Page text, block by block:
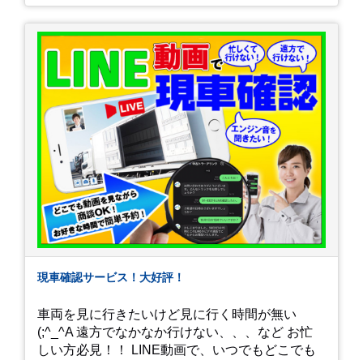
現車確認サービス！大好評！
車両を見に行きたいけど見に行く時間が無い
(;^_^A 遠方でなかなか行けない、、、など お忙
しい方必見！！ LINE動画で、いつでもどこでも